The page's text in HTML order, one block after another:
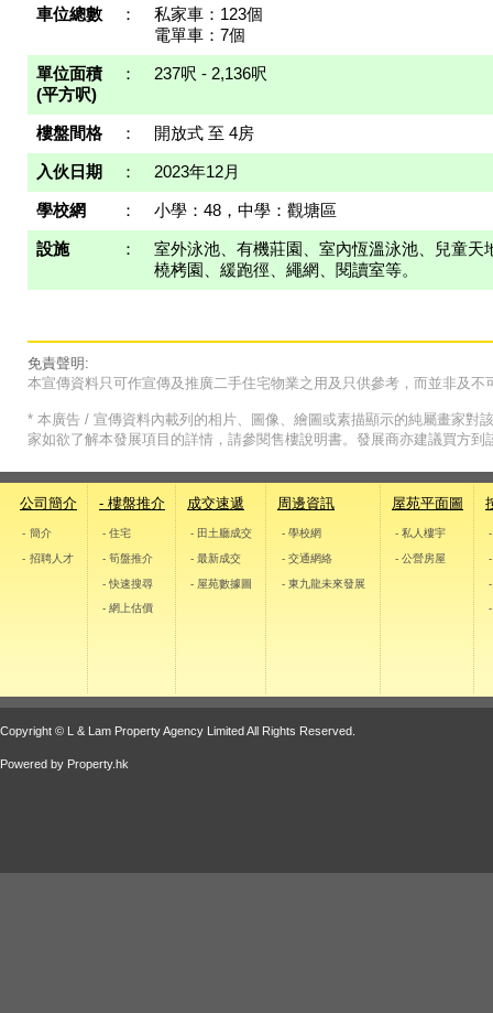
車位總數 ：
私家車：123個
電單車：7個
單位面積
(平方呎)
： 237呎 - 2,136呎
樓盤間格 ： 開放式 至 4房
入伙日期 ： 2023年12月
學校網 ： 小學：48，中學：觀塘區
設施 ：
室外泳池、有機莊園、室內恆溫泳池、兒童天
橈栲園、緩跑徑、繩網、閱讀室等。
免責聲明:
本宣傳資料只可作宣傳及推廣二手住宅物業之用及只供參考，而並非及
* 本廣告 / 宣傳資料內載列的相片、圖像、繪圖或素描顯示的純屬畫家對
家如欲了解本發展項目的詳情，請參閱售樓說明書。發展商亦建議買方
公司簡介
- 簡介
- 招聘人才
- 樓盤推介
- 住宅
- 筍盤推介
- 快速搜尋
- 網上估價
成交速遞
- 田土廳成交
- 最新成交
- 屋苑數據圖
周邊資訊
- 學校網
- 交通網絡
- 東九龍未來發展
屋苑平面圖
- 私人樓宇
- 公營房屋
Copyright © L & Lam Property Agency Limited All Rights Reserved.
Powered by Property.hk